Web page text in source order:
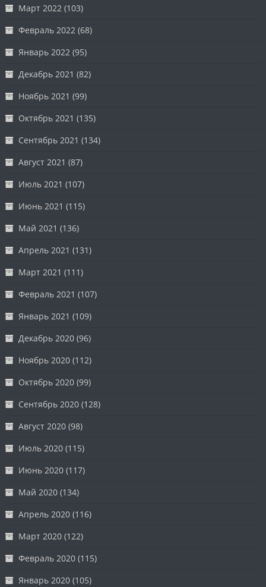
Март 2022 (103)
Февраль 2022 (68)
Январь 2022 (95)
Декабрь 2021 (82)
Ноябрь 2021 (99)
Октябрь 2021 (135)
Сентябрь 2021 (134)
Август 2021 (87)
Июль 2021 (107)
Июнь 2021 (115)
Май 2021 (136)
Апрель 2021 (131)
Март 2021 (111)
Февраль 2021 (107)
Январь 2021 (109)
Декабрь 2020 (96)
Ноябрь 2020 (112)
Октябрь 2020 (99)
Сентябрь 2020 (128)
Август 2020 (98)
Июль 2020 (115)
Июнь 2020 (117)
Май 2020 (134)
Апрель 2020 (116)
Март 2020 (122)
Февраль 2020 (115)
Январь 2020 (105)